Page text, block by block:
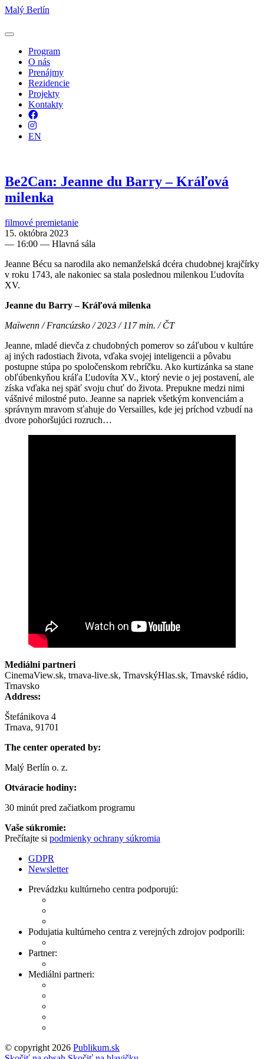
Malý Berlín
Program
O nás
Prenájmy
Rezidencie
Projekty
Kontakty
Facebook
Instagram
EN
Be2Can: Jeanne du Barry – Kráľová
milenka
filmové premietanie
15. októbra 2023
— 16:00 — Hlavná sála
Jeanne Bécu sa narodila ako nemanželská dcéra chudobnej krajčírky
v roku 1743, ale nakoniec sa stala poslednou milenkou Ľudovíta
XV.
Jeanne du Barry – Kráľová milenka
Maïwenn / Francúzsko / 2023 / 117 min. / ČT
Jeanne, mladé dievča z chudobných pomerov so záľubou v kultúre
aj iných radostiach života, vďaka svojej inteligencii a pôvabu
postupne stúpa po spoločenskom rebríčku. Ako kurtizánka sa stane
obľúbenkyňou kráľa Ľudovíta XV., ktorý nevie o jej postavení, ale
získa vďaka nej späť svoju chuť do života. Prepukne medzi nimi
vášnivé milostné puto. Jeanne sa napriek všetkým konvenciám a
správnym mravom sťahuje do Versailles, kde jej príchod vzbudí na
dvore pohoršujúci rozruch…
Mediálni partneri
CinemaView.sk, trnava-live.sk, TrnavskýHlas.sk, Trnavské rádio,
Trnavsko
Address:
Štefánikova 4
Trnava, 91701
The center operated by:
Malý Berlín o. z.
Otváracie hodiny:
30 minút pred začiatkom programu
Vaše súkromie:
Prečítajte si podmienky ochrany súkromia
GDPR
Newsletter
Prevádzku kultúrneho centra podporujú:
Podujatia kultúrneho centra z verejných zdrojov podporili:
Partner:
Mediálni partneri:
© copyright 2026 Publikum.sk